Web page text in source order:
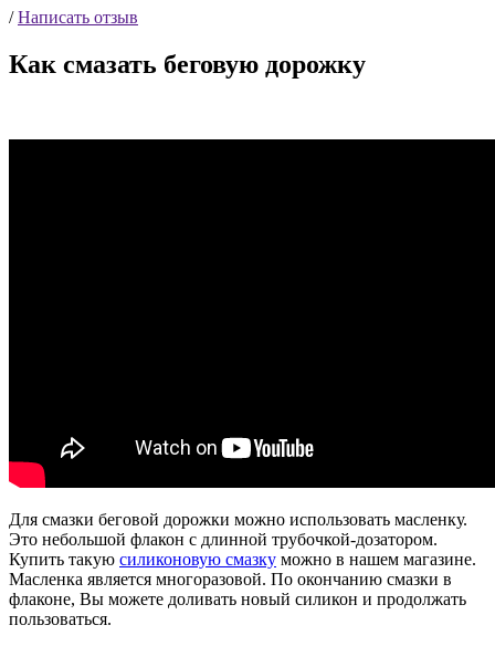
/Написать отзыв
Как смазать беговую дорожку
Для смазки беговой дорожки можно использовать масленку.
Это небольшой флакон с длинной трубочкой-дозатором.
Купить такую силиконовую смазку можно в нашем магазине.
Масленка является многоразовой. По окончанию смазки в
флаконе, Вы можете доливать новый силикон и продолжать
пользоваться.